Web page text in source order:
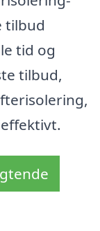
tilbud
tid og
tilbud,